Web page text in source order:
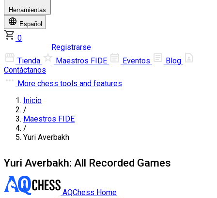
Herramientas
Español
0
Registrarse
Tienda
Maestros FIDE Eventos
Blog
Contáctanos
More chess tools and features
Inicio
/
Maestros FIDE
/
Yuri Averbakh
Yuri Averbakh: All Recorded Games
AQChess Home